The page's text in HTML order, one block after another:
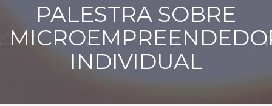
PALESTRA SOBRE
INDIVIDUAL